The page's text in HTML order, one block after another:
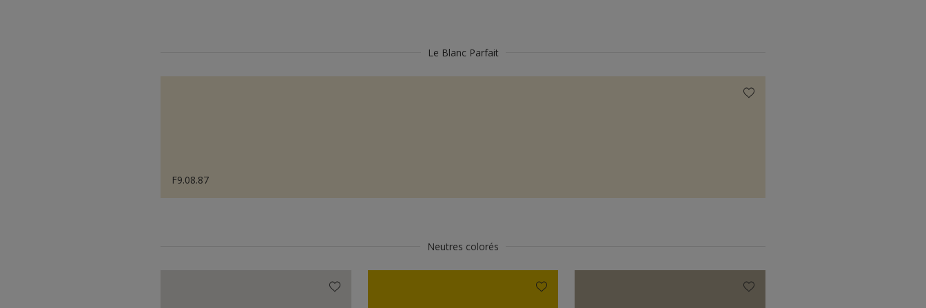
Le Blanc Parfait
F9.08.87
Neutres colorés